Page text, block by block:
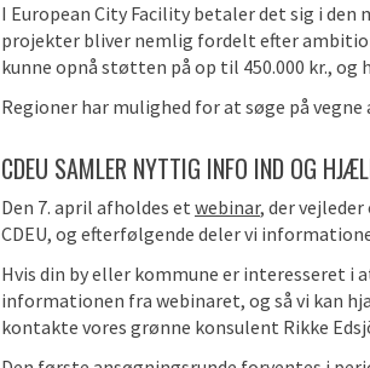
I European City Facility betaler det sig i
projekter bliver nemlig fordelt efter
kunne opnå støtten på op til 450.000 kr.,
Regioner har mulighed for at søge på
CDEU SAMLER NYTTIG INFO IND OG
Den 7. april afholdes et webinar, der
CDEU, og efterfølgende deler vi
Hvis din by eller kommune er interesseret i
informationen fra webinaret, og så vi kan
kontakte vores grønne konsulent Rikke